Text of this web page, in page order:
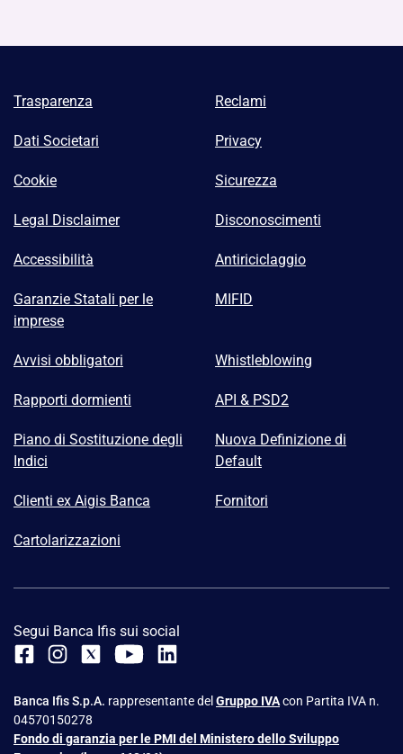
Trasparenza Reclami
Dati Societari Privacy
Cookie Sicurezza
Legal Disclaimer Disconoscimenti
Accessibilità Antiriciclaggio
Garanzie Statali per le
imprese
MIFID
Avvisi obbligatori Whistleblowing
Rapporti dormienti API & PSD2
Piano di Sostituzione degli
Indici
Nuova Definizione di
Default
Clienti ex Aigis Banca Fornitori
Cartolarizzazioni
Segui Banca Ifis sui social
Banca Ifis S.p.A. rappresentante del Gruppo IVAcon Partita IVA n.
04570150278
Fondo di garanzia per le PMI del Ministero dello Sviluppo